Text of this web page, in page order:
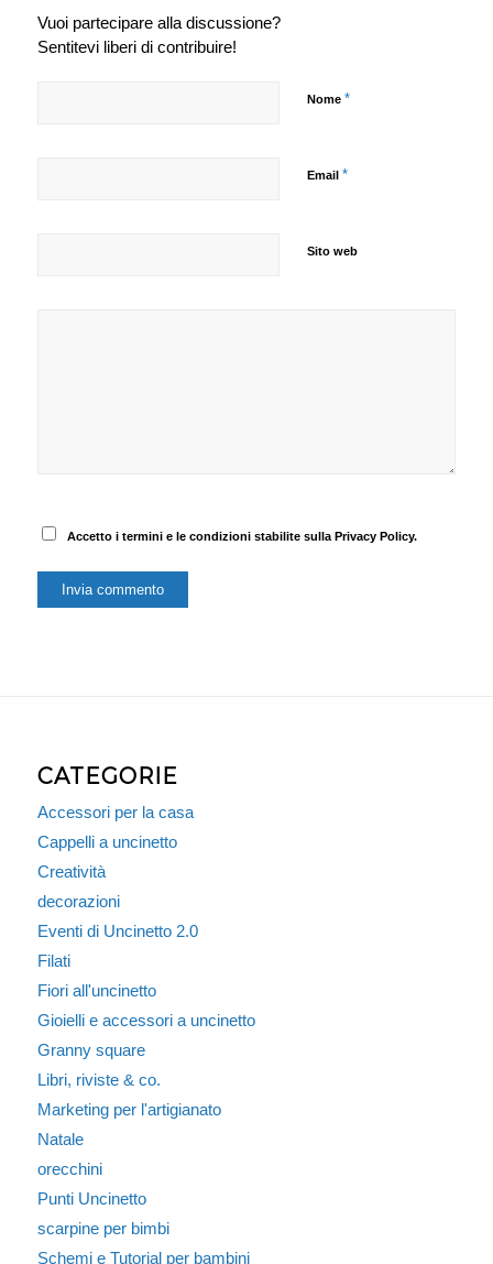
Vuoi partecipare alla discussione?
Sentitevi liberi di contribuire!
Nome *
Email *
Sito web
Accetto i termini e le condizioni stabilite sulla Privacy Policy.
CATEGORIE
Accessori per la casa
Cappelli a uncinetto
Creatività
decorazioni
Eventi di Uncinetto 2.0
Filati
Fiori all'uncinetto
Gioielli e accessori a uncinetto
Granny square
Libri, riviste & co.
Marketing per l'artigianato
Natale
orecchini
Punti Uncinetto
scarpine per bimbi
Schemi e Tutorial per bambini